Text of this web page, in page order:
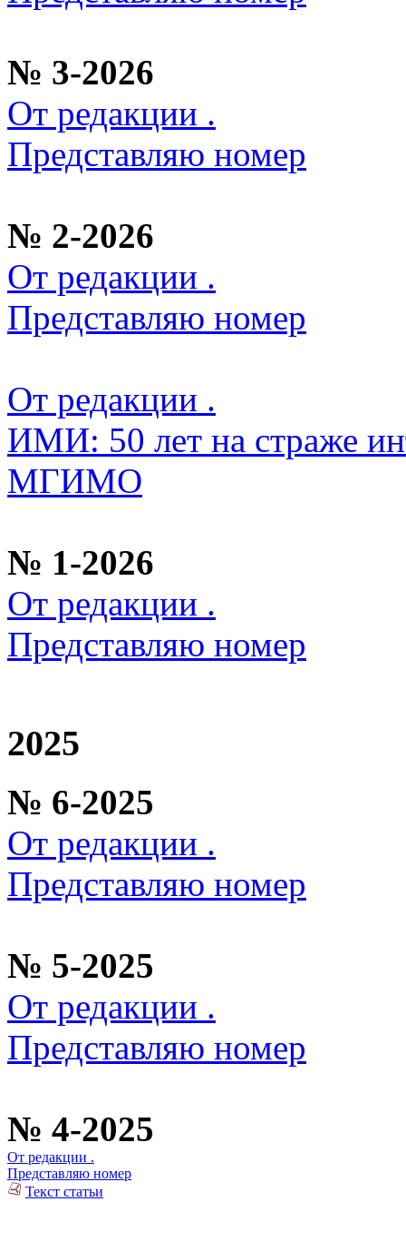
№ 3-2026
От редакции .
Представляю номер
№ 2-2026
От редакции .
Представляю номер
От редакции .
ИМИ: 50 лет на страже
МГИМО
№ 1-2026
От редакции .
Представляю номер
2025
№ 6-2025
От редакции .
Представляю номер
№ 5-2025
От редакции .
Представляю номер
№ 4-2025
От редакции .
Представляю номер
Текст статьи